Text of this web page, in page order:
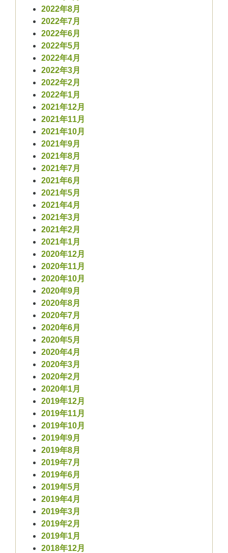
2022年8月
2022年7月
2022年6月
2022年5月
2022年4月
2022年3月
2022年2月
2022年1月
2021年12月
2021年11月
2021年10月
2021年9月
2021年8月
2021年7月
2021年6月
2021年5月
2021年4月
2021年3月
2021年2月
2021年1月
2020年12月
2020年11月
2020年10月
2020年9月
2020年8月
2020年7月
2020年6月
2020年5月
2020年4月
2020年3月
2020年2月
2020年1月
2019年12月
2019年11月
2019年10月
2019年9月
2019年8月
2019年7月
2019年6月
2019年5月
2019年4月
2019年3月
2019年2月
2019年1月
2018年12月